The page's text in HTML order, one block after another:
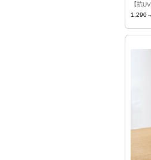
【抗
1,290→